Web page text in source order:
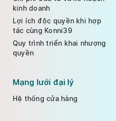
kinh doanh
Lợi ích độc quyền khi hợp
tác cùng Konni39
Quy trình triển khai nhượng
quyền
Mạng lưới đại lý
Hệ thống cửa hàng